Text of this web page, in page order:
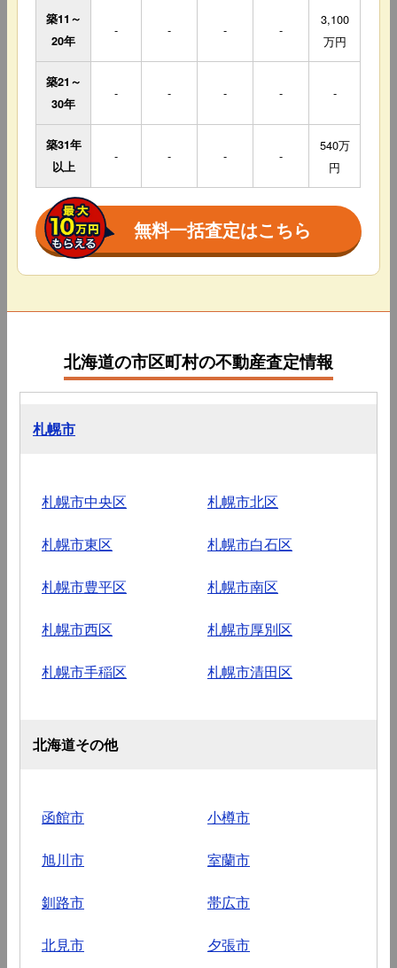
築11～
20年
- - - -
3,100
万円
築21～
30年
- - - - -
築31年
以上
- - - -
540万
円
無料一括査定はこちら
北海道の市区町村の不動産査定情報
札幌市
札幌市中央区 札幌市北区
札幌市東区 札幌市白石区
札幌市豊平区 札幌市南区
札幌市西区 札幌市厚別区
札幌市手稲区 札幌市清田区
北海道その他
函館市 小樽市
旭川市 室蘭市
釧路市 帯広市
北見市 夕張市